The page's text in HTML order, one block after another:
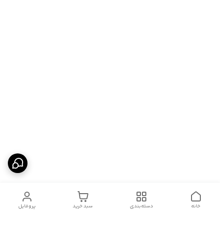
پروفایل سبد خرید دسته‌بندی خانه